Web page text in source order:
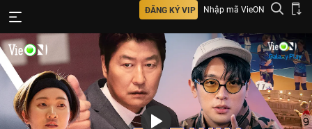
ĐĂNG KÝ VIP Nhập mã VieON